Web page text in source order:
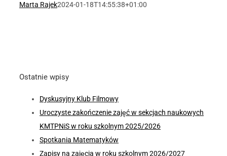
Marta Rajek2024-01-18T14:55:38+01:00
Ostatnie wpisy
Dyskusyjny Klub Filmowy
Uroczyste zakończenie zajęć w sekcjach naukowych
KMTPNiS w roku szkolnym 2025/2026
Spotkania Matematyków
Zapisy na zajęcia w roku szkolnym 2026/2027